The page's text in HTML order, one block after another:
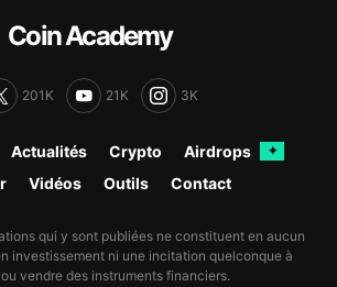
Coin Academy
201K 21K 3K
Actualités Crypto Airdrops ✦
Vidéos Outils Contact
qui y sont publiées ne constituent en aucun
investissement ni une incitation quelconque à
vendre des instruments financiers.